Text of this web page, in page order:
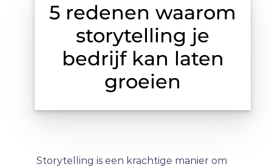
5 redenen waarom
storytelling je
bedrijf kan laten
groeien
Storytelling is een krachtige manier om